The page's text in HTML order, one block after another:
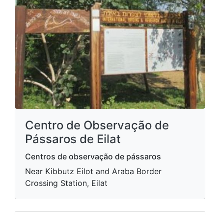
Centro de Observação de
Pássaros de Eilat
Centros de observação de pássaros
Near Kibbutz Eilot and Araba Border
Crossing Station, Eilat